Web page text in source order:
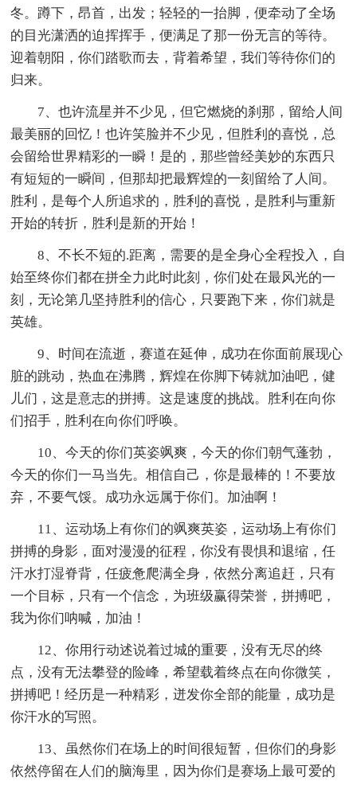
冬。蹲下，昂首，出发；轻轻的一抬脚，便牵动了全场
的目光潇洒的迫挥挥手，便满足了那一份无言的等待。
迎着朝阳，你们踏歌而去，背着希望，我们等待你们的
归来。
7、也许流星并不少见，但它燃烧的刹那，留给人间
最美丽的回忆！也许笑脸并不少见，但胜利的喜悦，总
会留给世界精彩的一瞬！是的，那些曾经美妙的东西只
有短短的一瞬间，但那却把最辉煌的一刻留给了人间。
胜利，是每个人所追求的，胜利的喜悦，是胜利与重新
开始的转折，胜利是新的开始！
8、不长不短的.距离，需要的是全身心全程投入，自
始至终你们都在拼全力此时此刻，你们处在最风光的一
刻，无论第几坚持胜利的信心，只要跑下来，你们就是
英雄。
9、时间在流逝，赛道在延伸，成功在你面前展现心
脏的跳动，热血在沸腾，辉煌在你脚下铸就加油吧，健
儿们，这是意志的拼搏。这是速度的挑战。胜利在向你
们招手，胜利在向你们呼唤。
10、今天的你们英姿飒爽，今天的你们朝气蓬勃，
今天的你们一马当先。相信自己，你是最棒的！不要放
弃，不要气馁。成功永远属于你们。加油啊！
11、运动场上有你们的飒爽英姿，运动场上有你们
拼搏的身影，面对漫漫的征程，你没有畏惧和退缩，任
汗水打湿脊背，任疲惫爬满全身，依然分离追赶，只有
一个目标，只有一个信念，为班级赢得荣誉，拼搏吧，
我为你们呐喊，加油！
12、你用行动述说着过城的重要，没有无尽的终
点，没有无法攀登的险峰，希望载着终点在向你微笑，
拼搏吧！经历是一种精彩，迸发你全部的能量，成功是
你汗水的写照。
13、虽然你们在场上的时间很短暂，但你们的身影
依然停留在人们的脑海里，因为你们是赛场上最可爱的